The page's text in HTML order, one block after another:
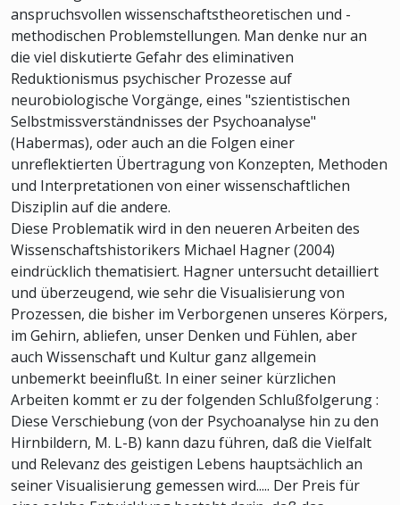
anspruchsvollen wissenschaftstheoretischen und -
methodischen Problemstellungen. Man denke nur an
die viel diskutierte Gefahr des eliminativen
Reduktionismus psychischer Prozesse auf
neurobiologische Vorgänge, eines "szientistischen
Selbstmissverständnisses der Psychoanalyse"
(Habermas), oder auch an die Folgen einer
unreflektierten Übertragung von Konzepten, Methoden
und Interpretationen von einer wissenschaftlichen
Disziplin auf die andere.
Diese Problematik wird in den neueren Arbeiten des
Wissenschaftshistorikers Michael Hagner (2004)
eindrücklich thematisiert. Hagner untersucht detailliert
und überzeugend, wie sehr die Visualisierung von
Prozessen, die bisher im Verborgenen unseres Körpers,
im Gehirn, abliefen, unser Denken und Fühlen, aber
auch Wissenschaft und Kultur ganz allgemein
unbemerkt beeinflußt. In einer seiner kürzlichen
Arbeiten kommt er zu der folgenden Schlußfolgerung :
Diese Verschiebung (von der Psychoanalyse hin zu den
Hirnbildern, M. L-B) kann dazu führen, daß die Vielfalt
und Relevanz des geistigen Lebens hauptsächlich an
seiner Visualisierung gemessen wird..... Der Preis für